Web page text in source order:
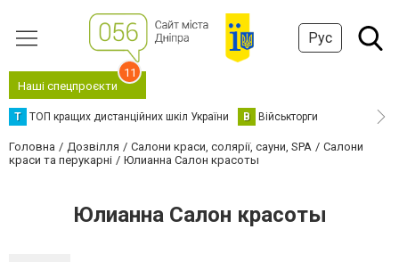
Рус
Наші спецпроєкти
11
Т ТОП кращих дистанційних шкіл України В Військторги
Головна Дозвілля Салони краси, солярії, сауни, SPA
Салони
краси та перукарні
Юлианна Салон красоты
Юлианна Салон красоты